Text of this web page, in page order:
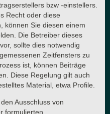
bzw -einstellers.
Recht oder diese
können Sie diesen einem
Die Betreiber dieses
sollte dies notwendig
Zeitfensters zu
ist, können Beiträge
Diese Regelung gilt auch
Material, etwa Profile.
Ausschluss von
formulierten